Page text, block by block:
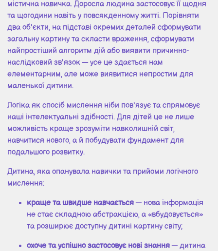
містична навичка. Доросла людина застосовує її щодня
та щогодини навіть у повсякденному житті. Порівняти
два об'єкти, на підставі окремих деталей сформувати
загальну картину та скласти враження, сформувати
найпростіший алгоритм дій або виявити причинно-
наслідковий зв'язок — усе це здається нам
елементарним, але може виявитися непростим для
маленької дитини.
Логіка як спосіб мислення ніби пов'язує та спрямовує
наші інтелектуальні здібності. Для дітей це не лише
можливість краще зрозуміти навколишній світ,
навчитися нового, а й побудувати фундамент для
подальшого розвитку.
Дитина, яка опанувала навички та прийоми логічного
мислення:
краще та швидше навчається— нова інформація
не стає складною абстракцією, а «вбудовується»
та розширює доступну дитині картину світу;
охоче та успішно застосовує нові знання— дитина